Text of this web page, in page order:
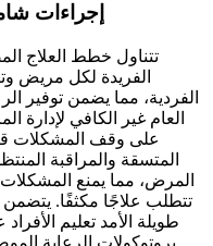
إجراءات
تتناول خطط العلاج
الفريدة لكل مريض
الفردية، مما يضمن توفير
العام غير الكافي لإدارة
على وقف المشكلات
المتسقة والمراقبة
المرض، مما يمنع
تتطلب علاجًا مكثفًا. يتضمن
طويلة الأمد تعليم
بروتوكولات الرعاية